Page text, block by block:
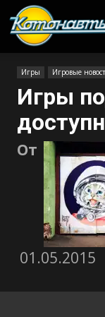
Игры Игровые
Игры
От
01.05.2015